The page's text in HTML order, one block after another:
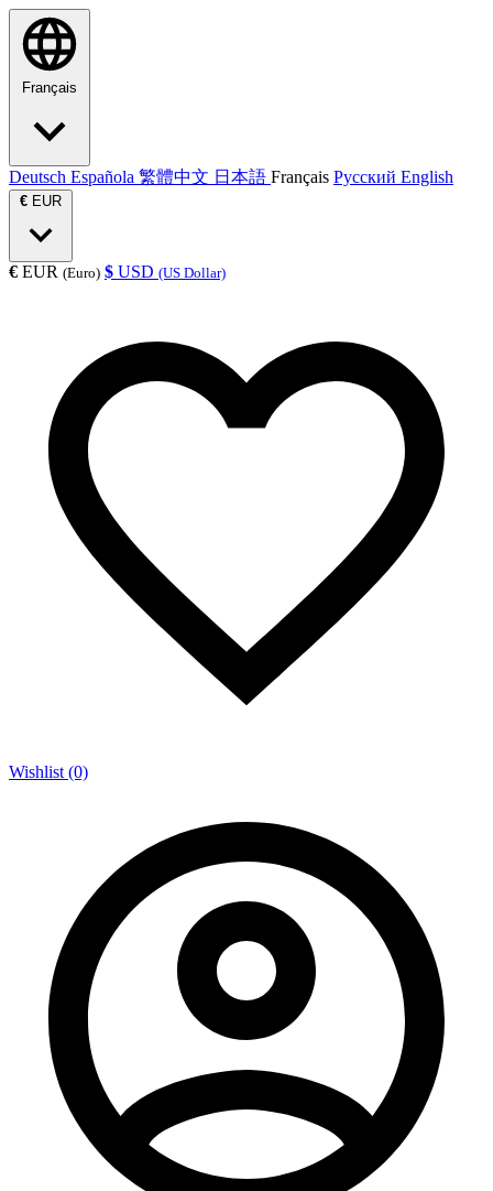
Français
Deutsch Española 繁體中文 日本語 Français Русский English
€ EUR
€ EUR (Euro) $ USD (US Dollar)
Wishlist (0)